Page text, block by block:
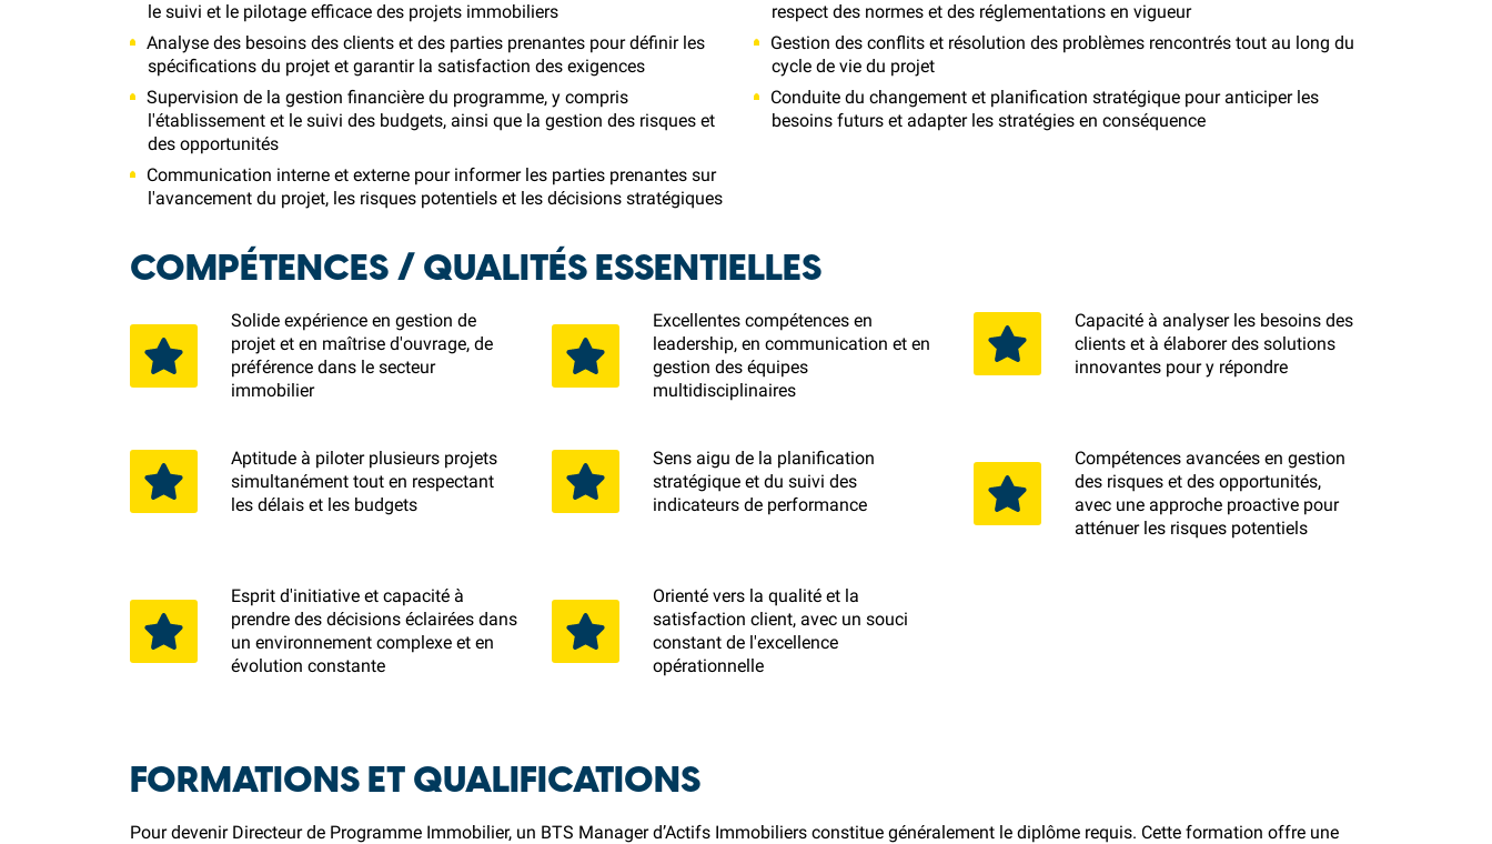
le suivi et le pilotage efficace des projets immobiliers
Analyse des besoins des clients et des parties prenantes pour définir les
spécifications du projet et garantir la satisfaction des exigences
Supervision de la gestion financière du programme, y compris
l'établissement et le suivi des budgets, ainsi que la gestion des risques et
des opportunités
Communication interne et externe pour informer les parties prenantes sur
l'avancement du projet, les risques potentiels et les décisions stratégiques
respect des normes et des réglementations en vigueur
Gestion des conflits et résolution des problèmes rencontrés tout au long du
cycle de vie du projet
Conduite du changement et planification stratégique pour anticiper les
besoins futurs et adapter les stratégies en conséquence
COMPÉTENCES / QUALITÉS ESSENTIELLES
Solide expérience en gestion de
projet et en maîtrise d'ouvrage, de
préférence dans le secteur
immobilier
Excellentes compétences en
leadership, en communication et en
gestion des équipes
multidisciplinaires
Capacité à analyser les besoins des
clients et à élaborer des solutions
innovantes pour y répondre
Aptitude à piloter plusieurs projets
simultanément tout en respectant
les délais et les budgets
Sens aigu de la planification
stratégique et du suivi des
indicateurs de performance
Compétences avancées en gestion
des risques et des opportunités,
avec une approche proactive pour
atténuer les risques potentiels
Esprit d'initiative et capacité à
prendre des décisions éclairées dans
un environnement complexe et en
évolution constante
Orienté vers la qualité et la
satisfaction client, avec un souci
constant de l'excellence
opérationnelle
FORMATIONS ET QUALIFICATIONS
Pour devenir Directeur de Programme Immobilier, un BTS Manager d’Actifs Immobiliers constitue généralement le diplôme requis. Cette formation offre une